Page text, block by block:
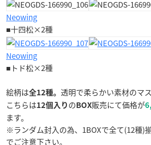
Neowing
■十四松×2種
Neowing
■トド松×2種
絵柄は全12種。 透明で柔らかい素材のマ
こちらは12個入り のBOX販売にて価格が
ます。
※ランダム封入の為、1BOXで全て(12種)
でご注意下さい。